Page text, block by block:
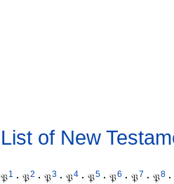
List of New
𝔓1 · 𝔓2 · 𝔓3 · 𝔓4 · 𝔓5 · 𝔓6 · 𝔓7 · 𝔓8 ·